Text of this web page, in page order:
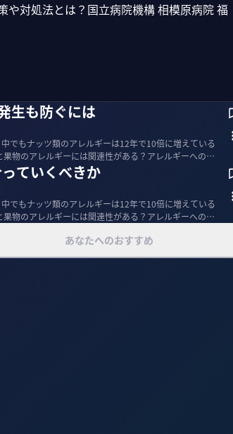
対処法とは？国立病院機構 相模原病院 福
生も防ぐには
でもナッツ類のアレルギーは12年で10倍に増えている
物のアレルギーには関連性がある？アレルギーへの対
ていくべきか
でもナッツ類のアレルギーは12年で10倍に増えている
物のアレルギーには関連性がある？アレルギーへの対
あなたへのおすすめ